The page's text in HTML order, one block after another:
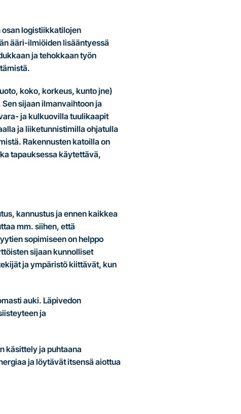
logistiikkatilojen
ääri-ilmiöiden lisääntyessä
ja tehokkaan työn
koko, korkeus, kunto jne)
sijaan ilmanvaihtoon ja
ja kulkuovilla tuulikaapit
ja liiketunnistimilla ohjatulla
Rakennusten katoilla on
tapauksessa käytettävä,
kannustus ja ennen kaikkea
mm. siihen, että
sopimiseen on helppo
sijaan kunnolliset
ja ympäristö kiittävät, kun
auki. Läpivedon
ja
käsittely ja puhtaana
ja löytävät itsensä aiottua